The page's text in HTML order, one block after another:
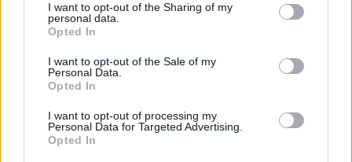
I want to opt-out of the Sharing of my
personal data.
Opted In
I want to opt-out of the Sale of my
Personal Data.
Opted In
I want to opt-out of processing my
Personal Data for Targeted Advertising.
Opted In
προσφέρει σαφείς ευκαιρίες για επαγγελματική ανάπτυξη,
ώστε να προσελκύει και να διατηρεί ταλέντα. Η εκπαίδευση
κοινωνικές δεξιότητες, βοηθώντας τους ναυτικούς να
ανταποκρίνονται στις προκλήσεις ενός δυναμικού και
Σήμερα, η ναυτιλία αντιμετωπίζει σημαντικές προκλήσεις σε